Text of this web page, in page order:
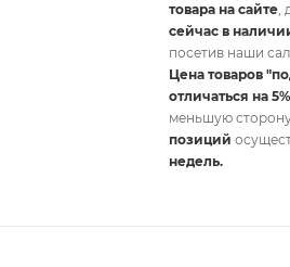
товара на сайте,
сейчас в
посетив наши
Цена товаров
отличаться на 5%
меньшую
позиций
недель.